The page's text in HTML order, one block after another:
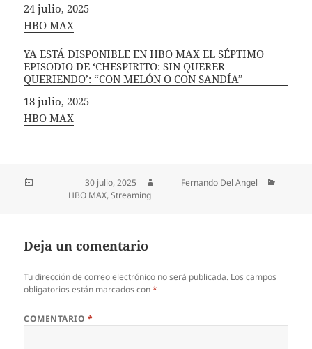
Fecha
24 julio, 2025
In relation to
HBO MAX
YA ESTÁ DISPONIBLE EN HBO MAX EL SÉPTIMO
EPISODIO DE ‘CHESPIRITO: SIN QUERER
QUERIENDO’: “CON MELÓN O CON SANDÍA”
Fecha
18 julio, 2025
In relation to
HBO MAX
Publicado el30 julio, 2025
Fernando Del Angel
HBO MAX,Streaming
Deja un comentario
Tu dirección de correo electrónico no será publicada. Los campos
obligatorios están marcados con*
COMENTARIO *